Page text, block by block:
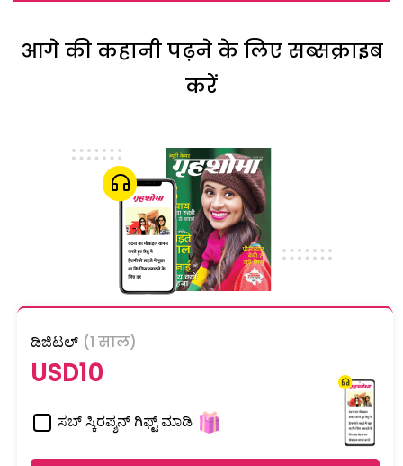
आगे की कहानी पढ़ने के लिए सब्सक्राइब
करें
ಡಿಜಿಟಲ್ (1 साल)
USD10
ಸಬ್ ಸ್ಕಿರಪ್ಶನ್ ಗಿಫ್ಟ್ ಮಾಡಿ